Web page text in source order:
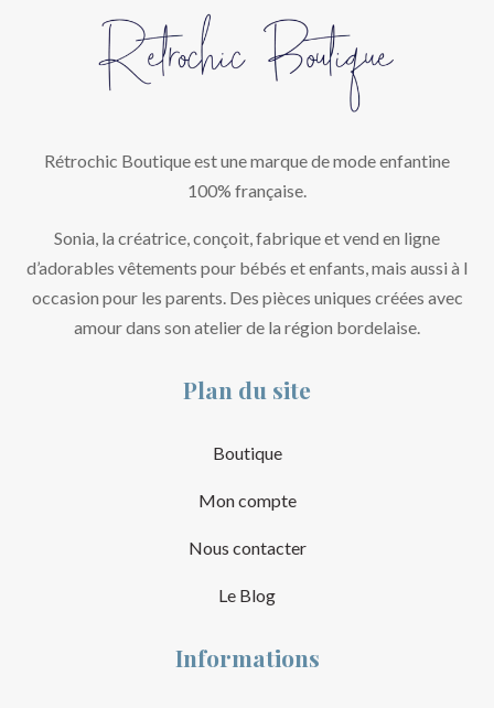
Rétrochic Boutique est une marque de mode enfantine
100% française.
Sonia, la créatrice, conçoit, fabrique et vend en ligne
d’adorables vêtements pour bébés et enfants, mais aussi à l
occasion pour les parents. Des pièces uniques créées avec
amour dans son atelier de la région bordelaise.
Plan du site
Boutique
Mon compte
Nous contacter
Le Blog
Informations